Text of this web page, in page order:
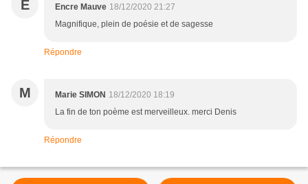
E Encre Mauve 18/12/2020 21:27
Magnifique, plein de poésie et de sagesse
Répondre
M Marie SIMON 18/12/2020 18:19
La fin de ton poème est merveilleux. merci Denis
Répondre